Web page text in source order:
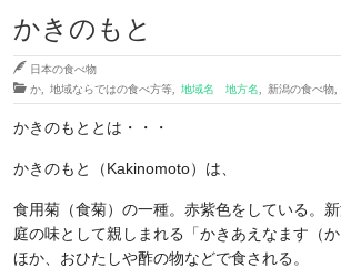
かきのもと
日本の食べ物
か
地域ならではの食べ方等 地域名 地方名 新潟の食べ物
かきのもととは・・・
かきのもと（Kakinomoto）は、
食用菊（食菊）の一種。赤紫色をしている。
庭の味として親しまれる「かきあえなます（
ほか、おひたしや酢の物などで食される。